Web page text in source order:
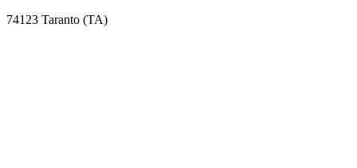
74123 Taranto (TA)